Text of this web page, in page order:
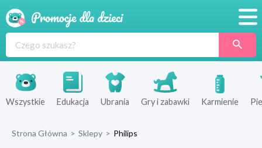
Produkty
Sklepy
Wszystkie Edukacja Ubrania Gry i zabawki Karmienie
Strona Główna > Sklepy > Philips